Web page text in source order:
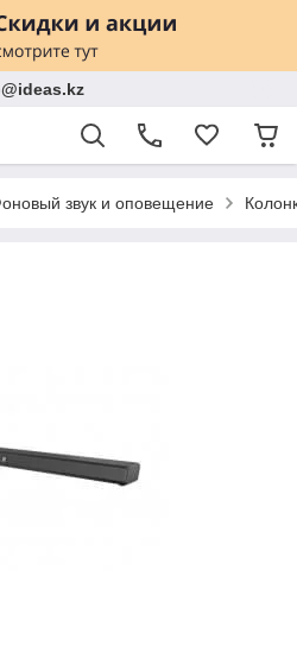
звук и оповещение